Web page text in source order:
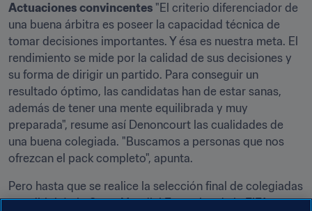
Actuaciones convincentes "El criterio diferenciador de
una buena árbitra es poseer la capacidad técnica de
tomar decisiones importantes. Y ésa es nuestra meta. El
rendimiento se mide por la calidad de sus decisiones y
su forma de dirigir un partido. Para conseguir un
resultado óptimo, las candidatas han de estar sanas,
además de tener una mente equilibrada y muy
preparada", resume así Denoncourt las cualidades de
una buena colegiada. "Buscamos a personas que nos
ofrezcan el pack completo", apunta.
Pero hasta que se realice la selección final de colegiadas
que dirigirán la Copa Mundial Femenina de la FIFA en